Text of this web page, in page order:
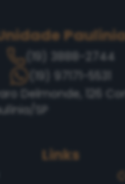
(19) 3888-2744
Delmonde, 126
SP
Links